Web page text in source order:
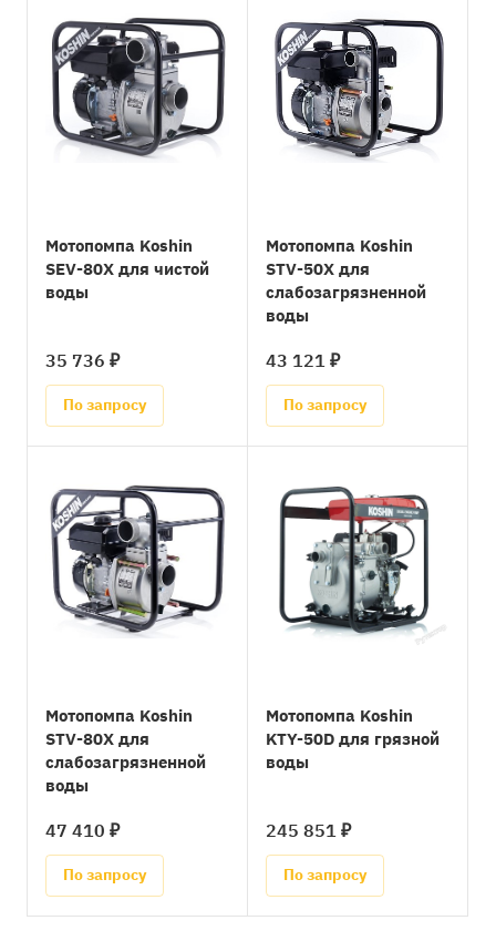
Мотопомпа Koshin
SEV-80X для чистой
воды
35 736 ₽
По запросу
Мотопомпа Koshin
STV-50X для
слабозагрязненной
воды
43 121 ₽
По запросу
Мотопомпа Koshin
STV-80X для
слабозагрязненной
воды
47 410 ₽
По запросу
Мотопомпа Koshin
KTY-50D для грязной
воды
245 851 ₽
По запросу